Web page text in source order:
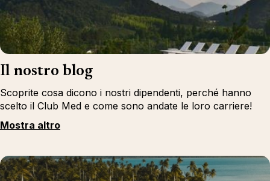
Il nostro blog
Scoprite cosa dicono i nostri dipendenti, perché hanno
scelto il Club Med e come sono andate le loro carriere!
Mostra altro